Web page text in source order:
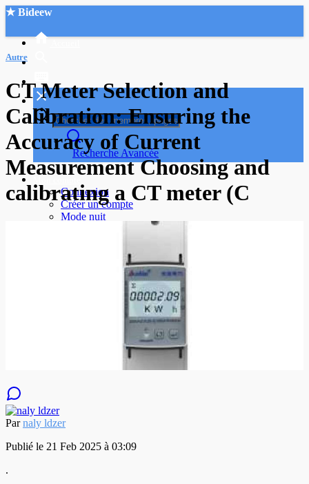
★ Bideew
Recherche Avancée
Connexion
Créer un compte
Mode nuit
Autre
CT Meter Selection and
Calibration: Ensuring the
Accuracy of Current
Measurement Choosing and
calibrating a CT meter (C
Parnaly ldzer
Publié le 21 Feb 2025 à 03:09
.